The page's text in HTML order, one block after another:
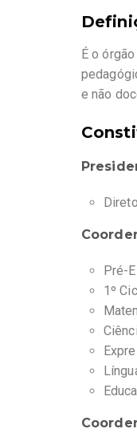
É o
e não
Pré-
1º